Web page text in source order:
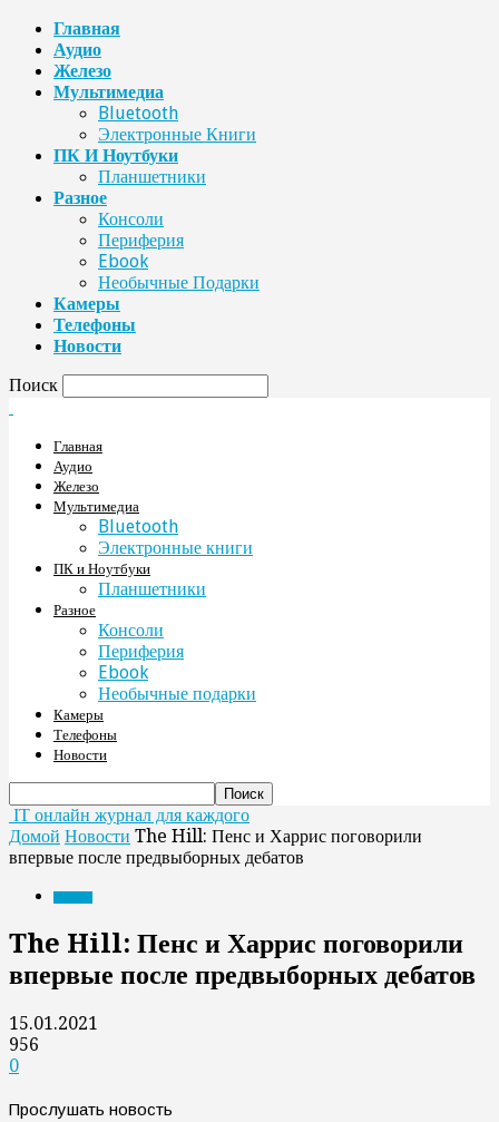
Главная
Аудио
Железо
Мультимедиа
Bluetooth
Электронные Книги
ПК И Ноутбуки
Планшетники
Разное
Консоли
Периферия
Ebook
Необычные Подарки
Камеры
Телефоны
Новости
Поиск
Главная
Аудио
Железо
Мультимедиа
Bluetooth
Электронные книги
ПК и Ноутбуки
Планшетники
Разное
Консоли
Периферия
Ebook
Необычные подарки
Камеры
Телефоны
Новости
IT онлайн журнал для каждого
Домой Новости The Hill: Пенс и Харрис поговорили
впервые после предвыборных дебатов
The Hill: Пенс и Харрис поговорили
впервые после предвыборных дебатов
15.01.2021
956
0
Прослушать новость